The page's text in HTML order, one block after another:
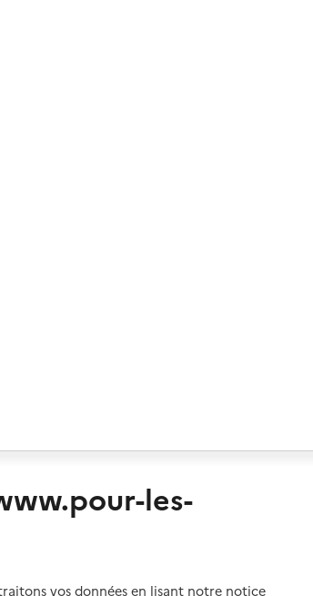
les-
vos données en lisant notre notice